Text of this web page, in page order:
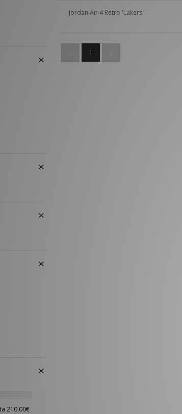
Jordan Air 4 Retro 'Lakers'
1